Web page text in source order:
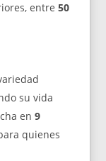
entre50
su vida
en9
quienes